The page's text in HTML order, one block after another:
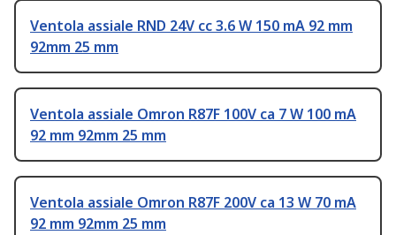
Ventola assiale RND 24V cc 3.6 W 150 mA 92 mm
92mm 25 mm
Ventola assiale Omron R87F 100V ca 7 W 100 mA
92 mm 92mm 25 mm
Ventola assiale Omron R87F 200V ca 13 W 70 mA
92 mm 92mm 25 mm